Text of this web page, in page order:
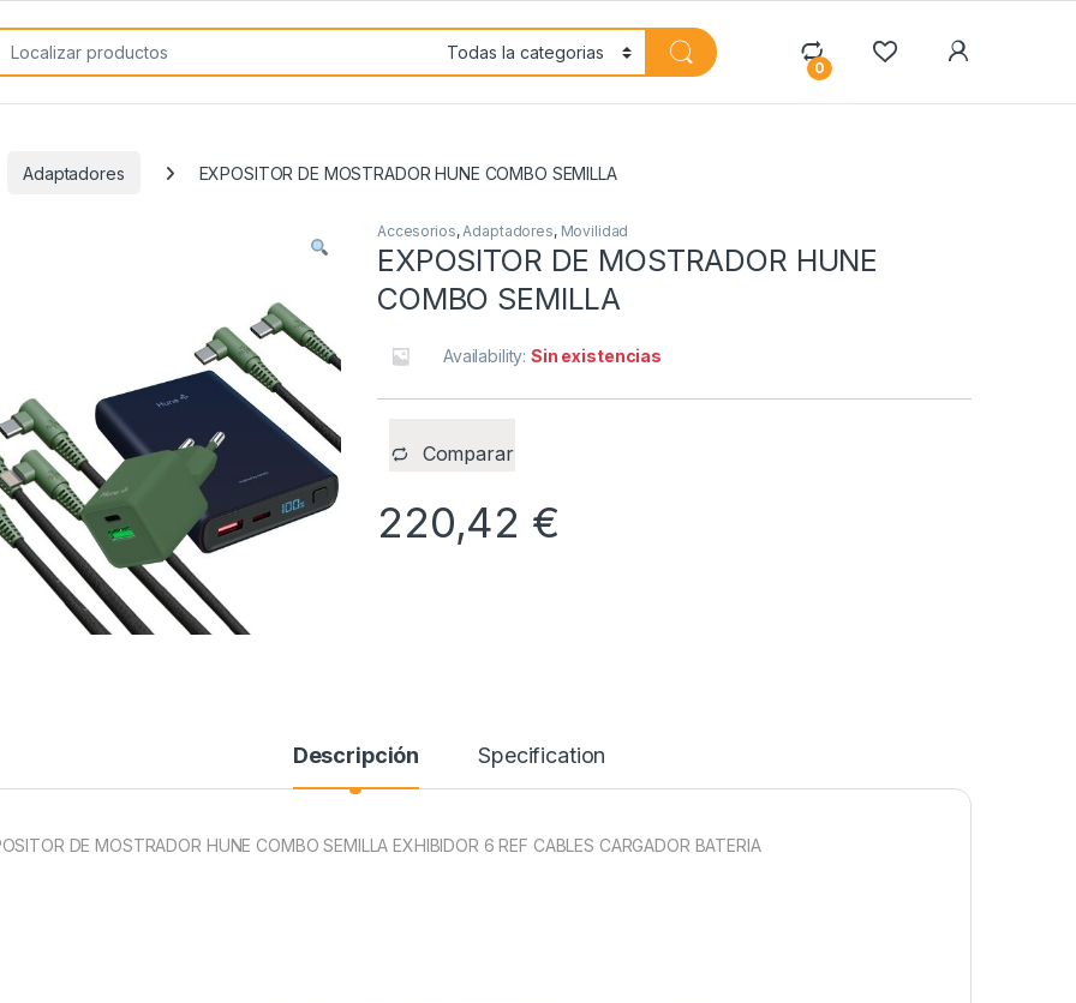
for:
0
Adaptadores EXPOSITOR DE MOSTRADOR HUNE COMBO SEMILLA
Accesorios,Adaptadores, Movilidad
EXPOSITOR DE MOSTRADOR HUNE
COMBO SEMILLA
Availability:Sin existencias
Comparar
220,42 €
Descripción Specification
DE MOSTRADOR HUNE COMBO SEMILLA EXHIBIDOR 6 REF CABLES CARGADOR BATERIA